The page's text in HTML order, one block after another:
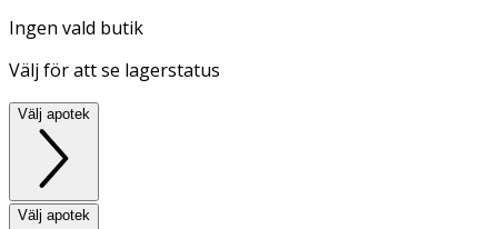
Ingen vald butik
Välj för att se lagerstatus
Välj apotek
Välj apotek